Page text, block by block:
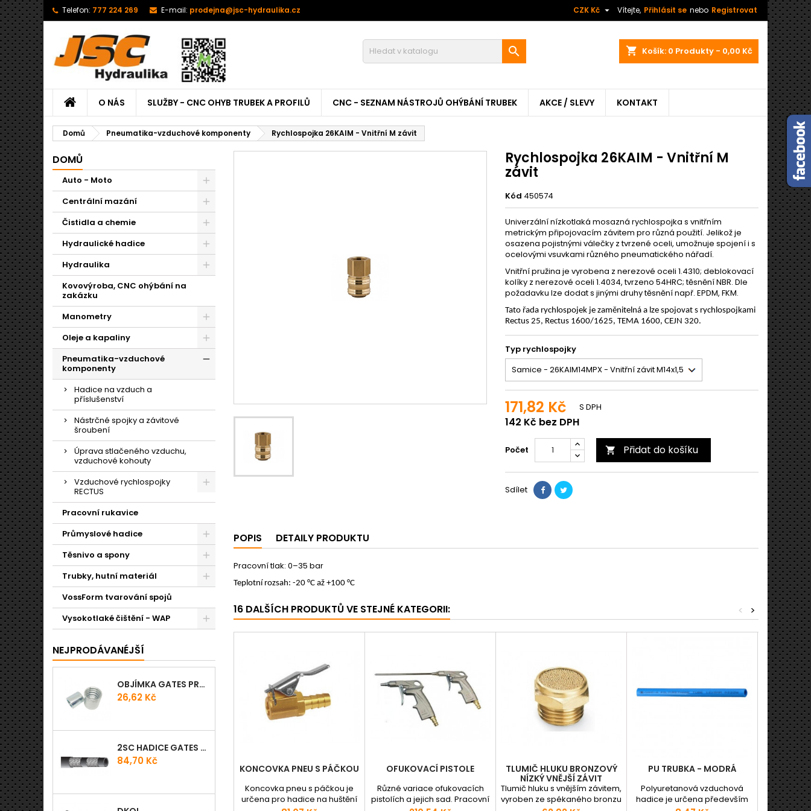
Telefon: 777 224 269 E-mail: prodejna@jsc-hydraulika.cz Vítejte, Přihlásit se nebo Registrovat
CZK Kč 
shopping_cart Košík: 0 Produkty - 0,00 Kč

O NÁS SLUŽBY - CNC OHYB TRUBEK A PROFILŮ CNC - SEZNAM NÁSTROJŮ OHÝBÁNÍ TRUBEK AKCE / SLEVY KONTAKT
Domů Pneumatika-vzduchové komponenty Rychlospojka 26KAIM - Vnitřní M závit
DOMŮ
Auto - Moto
Centrální mazání
Čistidla a chemie
Hydraulické hadice
Hydraulika
Kovovýroba, CNC ohýbání na
zakázku
Manometry
Oleje a kapaliny
Pneumatika-vzduchové
komponenty
Hadice na vzduch a
příslušenství
Nástrčné spojky a závitové
šroubení
Úprava stlačeného vzduchu,
vzduchové kohouty
Vzduchové rychlospojky
RECTUS
Pracovní rukavice
Průmyslové hadice
Těsnivo a spony
Trubky, hutní materiál
VossForm tvarování spojů
Vysokotlaké čištění - WAP
NEJPRODÁVANÉJŠÍ
OBJÍMKA GATES PRO-V
Cena
26,62 Kč
2SC HADICE GATES PROV
Cena
84,70 Kč
Rychlospojka 26KAIM - Vnitřní M
závit
Kód 450574
Univerzální nízkotlaká mosazná rychlospojka s vnitřním
metrickým připojovacím závitem pro různá použití. Jelikož je
osazena pojistnými válečky z tvrzené oceli, umožnuje spojení i s
ocelovými vsuvkami různého pneumatického nářadí.
Vnitřní pružina je vyrobena z nerezové oceli 1.4310; deblokovací
kolíky z nerezové oceli 1.4034, tvrzeno 54HRC; těsnění NBR. Dle
požadavku lze dodat s jinými druhy těsnění např. EPDM, FKM.
Tato řada rychlospojek je zaměnitelná a lze spojovat s rychlospojkami
Rectus 25, Rectus 1600/1625, TEMA 1600, CEJN 320.
Typ rychlospojky
171,82 Kč
142 Kč bez DPH
S DPH
Počet  Přidat do košíku
Sdílet
POPIS DETAILY PRODUKTU
Pracovní tlak: 0–35 bar
Teplotní rozsah: -20 °C až +100 °C
16 DALŠÍCH PRODUKTŮ VE STEJNÉ KATEGORII: >
<
KONCOVKA PNEU S PÁČKOU
Koncovka pneu s páčkou je
určena pro hadice na huštění
OFUKOVACÍ PISTOLE
Různé variace ofukovacích
pistolích a jejich sad. Pracovní
TLUMIČ HLUKU BRONZOVÝ
NÍZKÝ VNĚJŠÍ ZÁVIT
Tlumič hluku s vnějším závitem,
vyroben ze spékaného bronzu
PU TRUBKA - MODRÁ
Polyuretanová vzduchová
hadice je určena především
VSUVKA